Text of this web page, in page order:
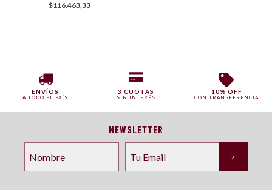
$116.463,33
ENVÍOS
A TODO EL PAÍS
3 CUOTAS
SIN INTERÉS
10% OFF
CON TRANSFERENCIA
NEWSLETTER